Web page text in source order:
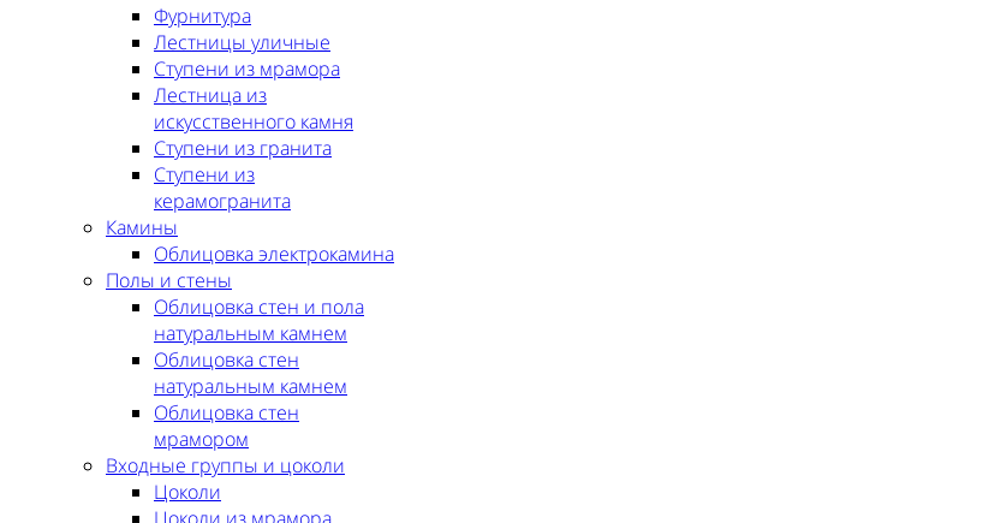
Фурнитура
Лестницы уличные
Ступени из мрамора
Лестница из
искусственного камня
Ступени из гранита
Ступени из
керамогранита
Камины
Облицовка электрокамина
Полы и стены
Облицовка стен и пола
натуральным камнем
Облицовка стен
натуральным камнем
Облицовка стен
мрамором
Входные группы и цоколи
Цоколи